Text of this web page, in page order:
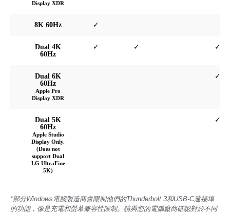
Display XDR
8K 60Hz ✓
Dual 4K
60Hz
✓ ✓ ✓
Dual 6K
60Hz
Apple Pro
Display XDR
✓
Dual 5K
60Hz
Apple Studio
Display Only.
(Does not
support Dual
LG UltraFine
5K)
✓
*部分Windows電腦製造商會限制他們的Thunderbolt 3和USB-C連接埠
的功能，像是充電和螢幕兼容性限制。請與您的電腦廠商確認對於不同